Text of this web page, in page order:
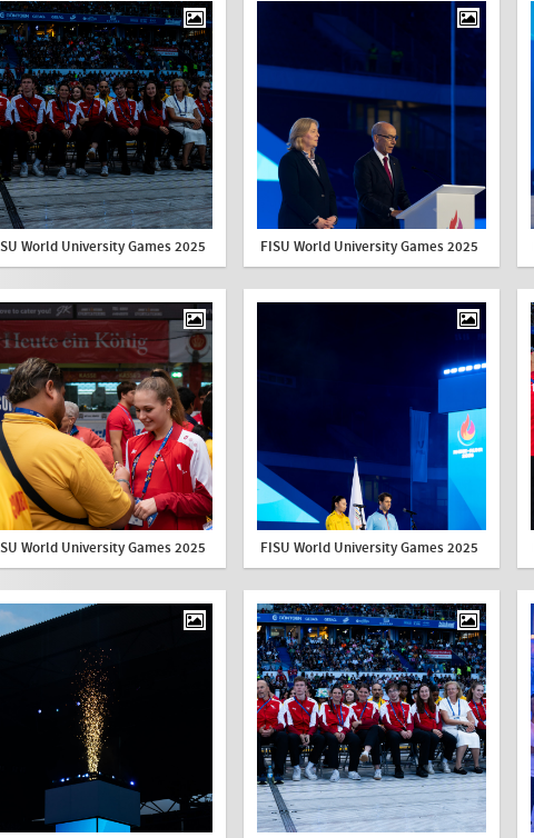
World University Games 2025 FISU World University Games 2025
World University Games 2025 FISU World University Games 2025